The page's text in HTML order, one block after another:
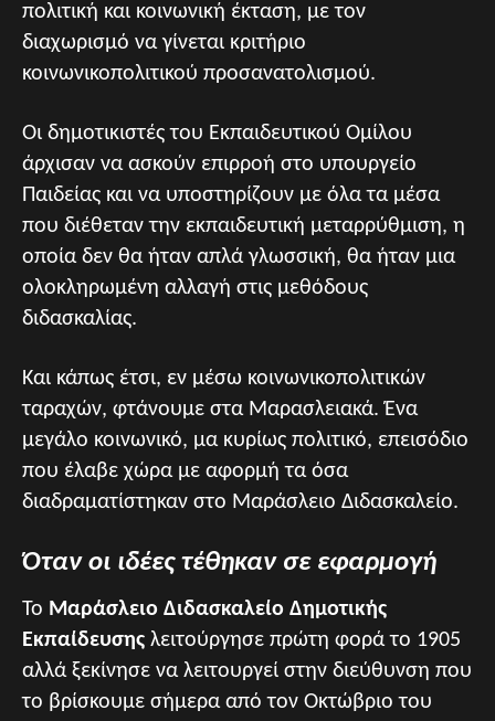
πολιτική και κοινωνική έκταση, με τον
διαχωρισμό να γίνεται κριτήριο
κοινωνικοπολιτικού προσανατολισμού.
Οι δημοτικιστές του Εκπαιδευτικού Ομίλου
άρχισαν να ασκούν επιρροή στο υπουργείο
Παιδείας και να υποστηρίζουν με όλα τα μέσα
που διέθεταν την εκπαιδευτική μεταρρύθμιση, η
οποία δεν θα ήταν απλά γλωσσική, θα ήταν μια
ολοκληρωμένη αλλαγή στις μεθόδους
διδασκαλίας.
Και κάπως έτσι, εν μέσω κοινωνικοπολιτικών
ταραχών, φτάνουμε στα Μαρασλειακά. Ένα
μεγάλο κοινωνικό, μα κυρίως πολιτικό, επεισόδιο
που έλαβε χώρα με αφορμή τα όσα
διαδραματίστηκαν στο Μαράσλειο Διδασκαλείο.
Όταν οι ιδέες τέθηκαν σε εφαρμογή
Το Μαράσλειο Διδασκαλείο Δημοτικής
Εκπαίδευσης λειτούργησε πρώτη φορά το 1905
αλλά ξεκίνησε να λειτουργεί στην διεύθυνση που
το βρίσκουμε σήμερα από τον Οκτώβριο του